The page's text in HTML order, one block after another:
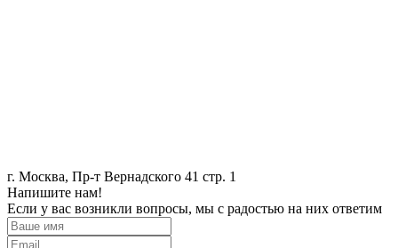
г. Москва, Пр-т Вернадского 41 стр. 1
Напишите нам!
Если у вас возникли вопросы, мы с радостью на них ответим